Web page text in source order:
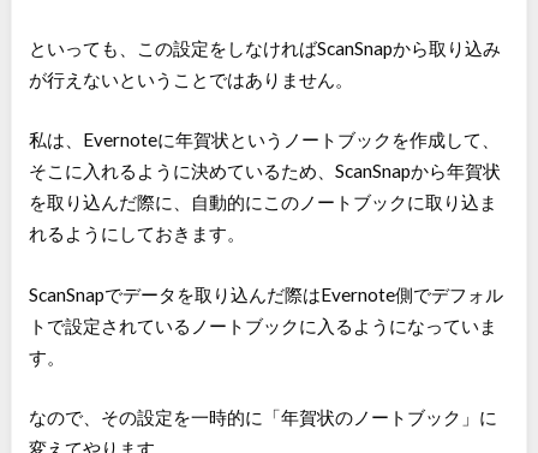
といっても、この設定をしなければScanSnapから取り込み
が行えないということではありません。
私は、Evernoteに年賀状というノートブックを作成して、
そこに入れるように決めているため、ScanSnapから年賀状
を取り込んだ際に、自動的にこのノートブックに取り込ま
れるようにしておきます。
ScanSnapでデータを取り込んだ際はEvernote側でデフォル
トで設定されているノートブックに入るようになっていま
す。
なので、その設定を一時的に「年賀状のノートブック」に
変えてやります。